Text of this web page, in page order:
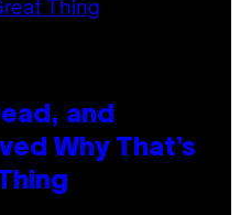
and
Why That’s